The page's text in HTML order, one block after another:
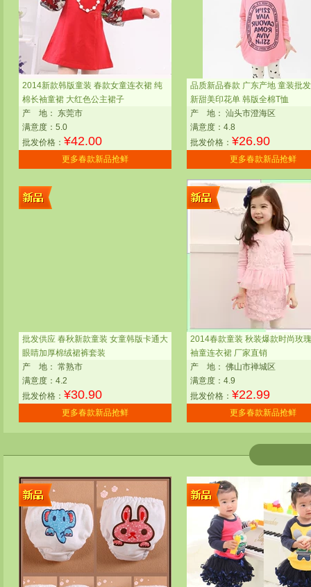
2014新款韩版童装 春款女童连衣裙 纯
棉长袖童裙 大红色公主裙子
产
地：
东莞市
满意度：5.0
批发价格： ¥42.00
更多春款新品抢鲜
品质新品春款 广东产地 童装批
新甜美印花单 韩版全棉T恤
产
地： 汕头市澄海区
满意度：4.8
批发价格： ¥26.90
更多春款新品抢鲜
批发供应 春秋新款童装 女童韩版卡通大
眼睛加厚棉绒裙裤套装
产
地： 常熟市
满意度：4.2
批发价格： ¥30.90
更多春款新品抢鲜
2014春款童装 秋装爆款时尚玫
袖童连衣裙 厂家直销
产
地： 佛山市禅城区
满意度：4.9
批发价格： ¥22.99
更多春款新品抢鲜